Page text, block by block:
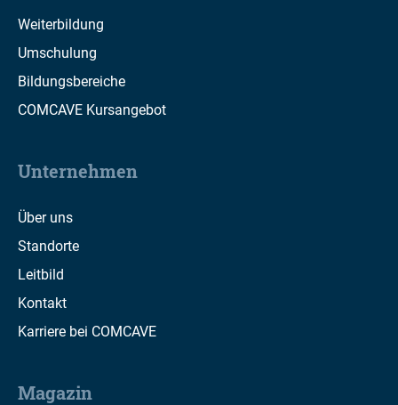
Weiterbildung
Umschulung
Bildungsbereiche
COMCAVE Kursangebot
Unternehmen
Über uns
Standorte
Leitbild
Kontakt
Karriere bei COMCAVE
Magazin